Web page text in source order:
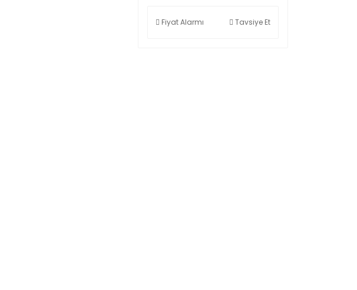
Fiyat Alarmı Tavsiye Et